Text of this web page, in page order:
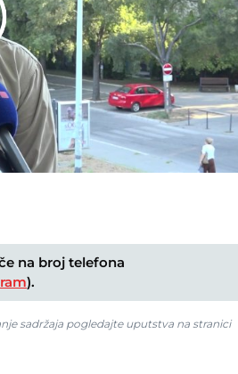
na broj telefona
).
sadržaja pogledajte uputstva na stranici